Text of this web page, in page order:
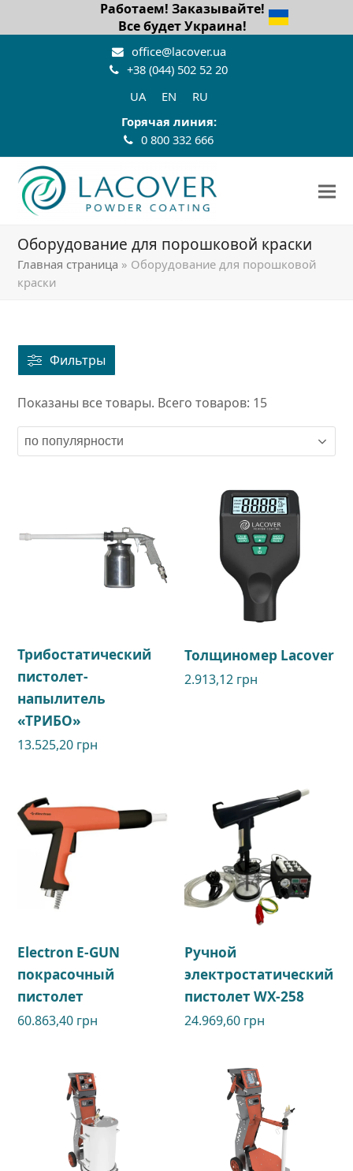
Работаем! Заказывайте!
Все будет Украина!
office@lacover.ua
+38 (044) 502 52 20
UA
EN
RU
Горячая линия:
0 800 332 666
Оборудование для порошковой краски
Главная страница » Оборудование для порошковой
краски
Фильтры
Показаны все товары. Всего товаров: 15
Трибостатический
пистолет-
напылитель
«ТРИБО»
13.525,20 грн
Толщиномер Lacover
2.913,12 грн
Electron E-GUN
покрасочный
пистолет
60.863,40 грн
Ручной
электростатический
пистолет WX-258
24.969,60 грн